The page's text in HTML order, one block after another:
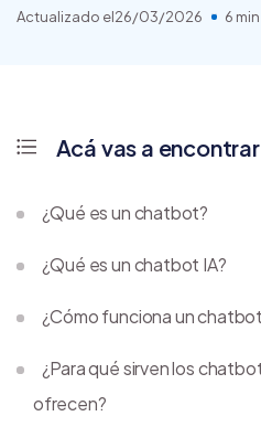
Actualizado el26/03/2026 6
Acá vas a
¿Qué es un chatbot?
¿Qué es un chatbot IA?
¿Cómo funciona un
¿Para qué sirven los
ofrecen?